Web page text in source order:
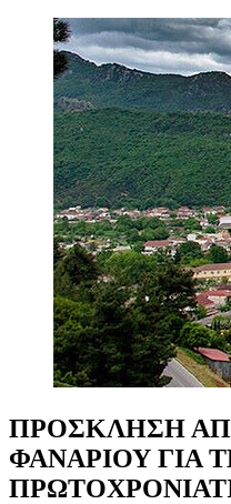
ΠΡΟΣΚΛΗΣΗ
ΦΑΝΑΡΙΟΥ ΓΙΑ